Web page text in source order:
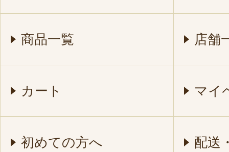
商品一覧 店舗
カート マイ
初めての方へ 配送